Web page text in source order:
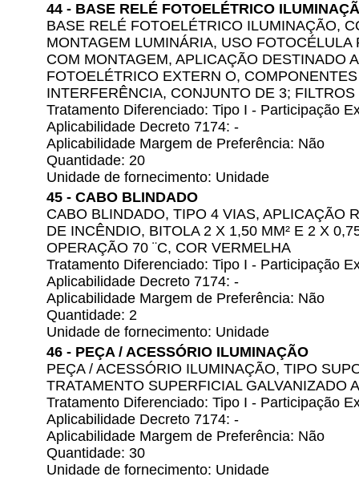
44 - BASE RELÉ FOTOELÉTRICO
BASE RELÉ FOTOELÉTRICO ILUMINAÇÃO,
MONTAGEM LUMINÁRIA, USO
COM MONTAGEM, APLICAÇÃO DESTINADO
FOTOELÉTRICO EXTERN O,
INTERFERÊNCIA, CONJUNTO DE 3; FILTROS
Tratamento Diferenciado: Tipo I - Participação
Aplicabilidade Decreto 7174: -
Aplicabilidade Margem de Preferência: Não
Quantidade: 20
Unidade de fornecimento: Unidade
45 - CABO BLINDADO
CABO BLINDADO, TIPO 4 VIAS, APLICAÇÃO
DE INCÊNDIO, BITOLA 2 X 1,50 MM² E 2 X
OPERAÇÃO 70 ¨C, COR VERMELHA
Tratamento Diferenciado: Tipo I - Participação
Aplicabilidade Decreto 7174: -
Aplicabilidade Margem de Preferência: Não
Quantidade: 2
Unidade de fornecimento: Unidade
46 - PEÇA / ACESSÓRIO ILUMINAÇÃO
PEÇA / ACESSÓRIO ILUMINAÇÃO, TIPO
TRATAMENTO SUPERFICIAL GALVANIZADO
Tratamento Diferenciado: Tipo I - Participação
Aplicabilidade Decreto 7174: -
Aplicabilidade Margem de Preferência: Não
Quantidade: 30
Unidade de fornecimento: Unidade